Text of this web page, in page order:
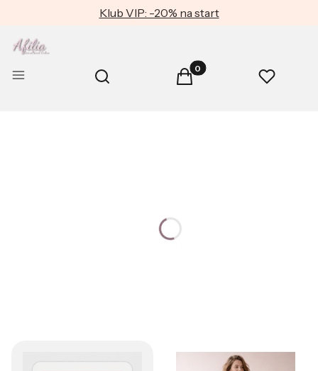
Klub VIP: -20% na start
Menu Otwórz wyszukiwarkę
Szukaj Produkty w koszyku: 0.
Koszyk Ulubione